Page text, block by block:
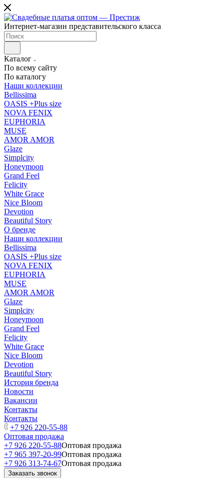
Интернет-магазин представительского класса
Каталог
По всему сайту
По каталогу
Наши коллекции
Bellissima
OASIS +Plus size
NOVA FENIX
EUPHORIA
MUSE
AMOR AMOR
Glaze
Simplcity
Honeymoon
Grand Feel
Felicity
White Grace
Nice Bloom
Devotion
Beautiful Story
О бренде
Наши коллекции
Bellissima
OASIS +Plus size
NOVA FENIX
EUPHORIA
MUSE
AMOR AMOR
Glaze
Simplcity
Honeymoon
Grand Feel
Felicity
White Grace
Nice Bloom
Devotion
Beautiful Story
История бренда
Новости
Вакансии
Контакты
Контакты
+7 926 220-55-88
Оптовая продажа
+7 926 220-55-88Оптовая продажа
+7 965 397-20-99Оптовая продажа
+7 926 313-74-67Оптовая продажа
Заказать звонок